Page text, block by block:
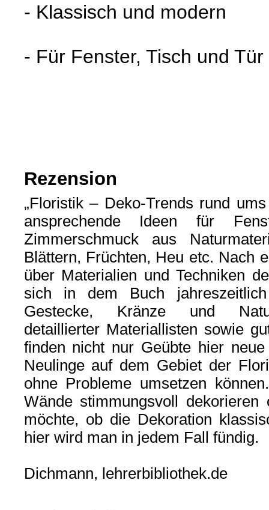
- Klassisch und modern
- Für Fenster, Tisch und Tür
Rezension
„Floristik – Deko-Trends rund
ansprechende Ideen für
Zimmerschmuck aus
Blättern, Früchten, Heu etc. Nach
über Materialien und Techniken
sich in dem Buch jahreszeitlich
Gestecke, Kränze und
detaillierter Materiallisten sowie
finden nicht nur Geübte hier
Neulinge auf dem Gebiet der
ohne Probleme umsetzen
Wände stimmungsvoll
möchte, ob die Dekoration
hier wird man in jedem Fall fündig.
Dichmann, lehrerbibliothek.de